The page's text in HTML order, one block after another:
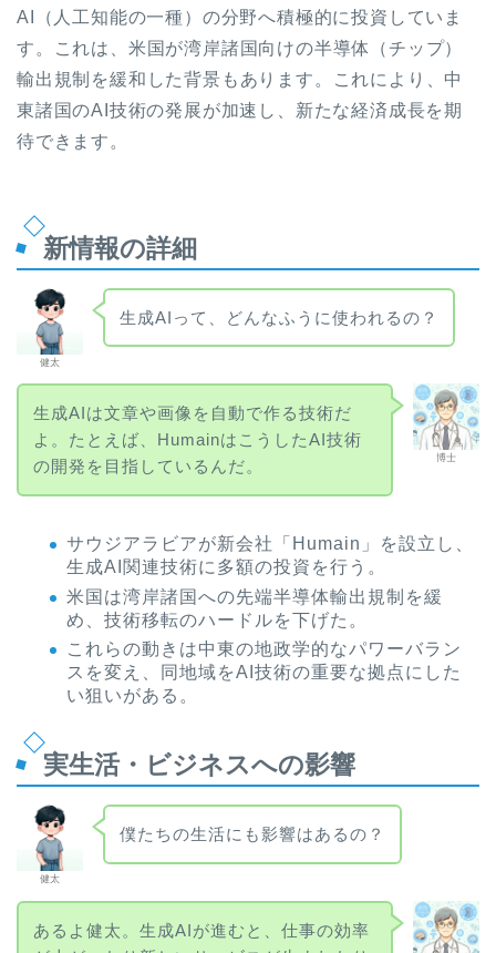
AI（人工知能の一種）の分野へ積極的に投資していま
す。これは、米国が湾岸諸国向けの半導体（チップ）
輸出規制を緩和した背景もあります。これにより、中
東諸国のAI技術の発展が加速し、新たな経済成長を期
待できます。
新情報の詳細
健太
生成AIって、どんなふうに使われるの？
博士
生成AIは文章や画像を自動で作る技術だ
よ。たとえば、HumainはこうしたAI技術
の開発を目指しているんだ。
サウジアラビアが新会社「Humain」を設立し、
生成AI関連技術に多額の投資を行う。
米国は湾岸諸国への先端半導体輸出規制を緩
め、技術移転のハードルを下げた。
これらの動きは中東の地政学的なパワーバラン
スを変え、同地域をAI技術の重要な拠点にした
い狙いがある。
実生活・ビジネスへの影響
健太
僕たちの生活にも影響はあるの？
あるよ健太。生成AIが進むと、仕事の効率